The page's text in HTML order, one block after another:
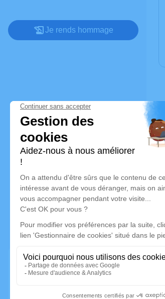
Je rends hommage